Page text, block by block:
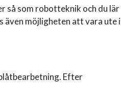
så som robotteknik och du lär
även möjligheten att vara ute i
Efter